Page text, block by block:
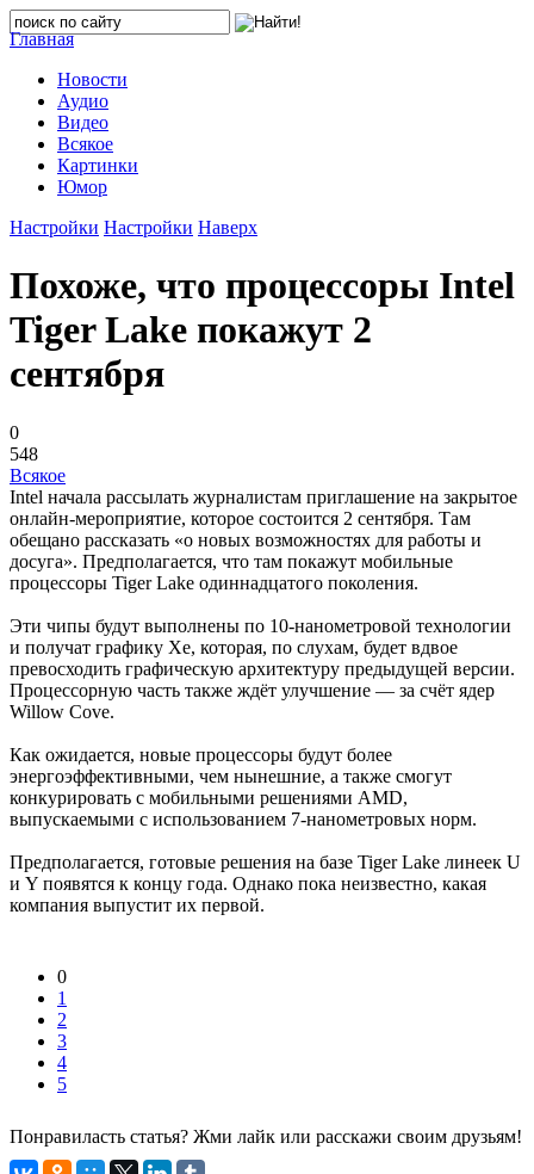
Главная
Новости
Аудио
Видео
Всякое
Картинки
Юмор
Настройки Настройки Наверх
Похоже, что процессоры Intel
Tiger Lake покажут 2
сентября
0
548
Всякое
Intel начала рассылать журналистам приглашение на закрытое
онлайн-мероприятие, которое состоится 2 сентября. Там
обещано рассказать «о новых возможностях для работы и
досуга». Предполагается, что там покажут мобильные
процессоры Tiger Lake одиннадцатого поколения.
Эти чипы будут выполнены по 10-нанометровой технологии
и получат графику Xe, которая, по слухам, будет вдвое
превосходить графическую архитектуру предыдущей версии.
Процессорную часть также ждёт улучшение — за счёт ядер
Willow Cove.
Как ожидается, новые процессоры будут более
энергоэффективными, чем нынешние, а также смогут
конкурировать с мобильными решениями AMD,
выпускаемыми с использованием 7-нанометровых норм.
Предполагается, готовые решения на базе Tiger Lake линеек U
и Y появятся к концу года. Однако пока неизвестно, какая
компания выпустит их первой.
0
1
2
3
4
5
Понравиласть статья? Жми лайк или расскажи своим друзьям!